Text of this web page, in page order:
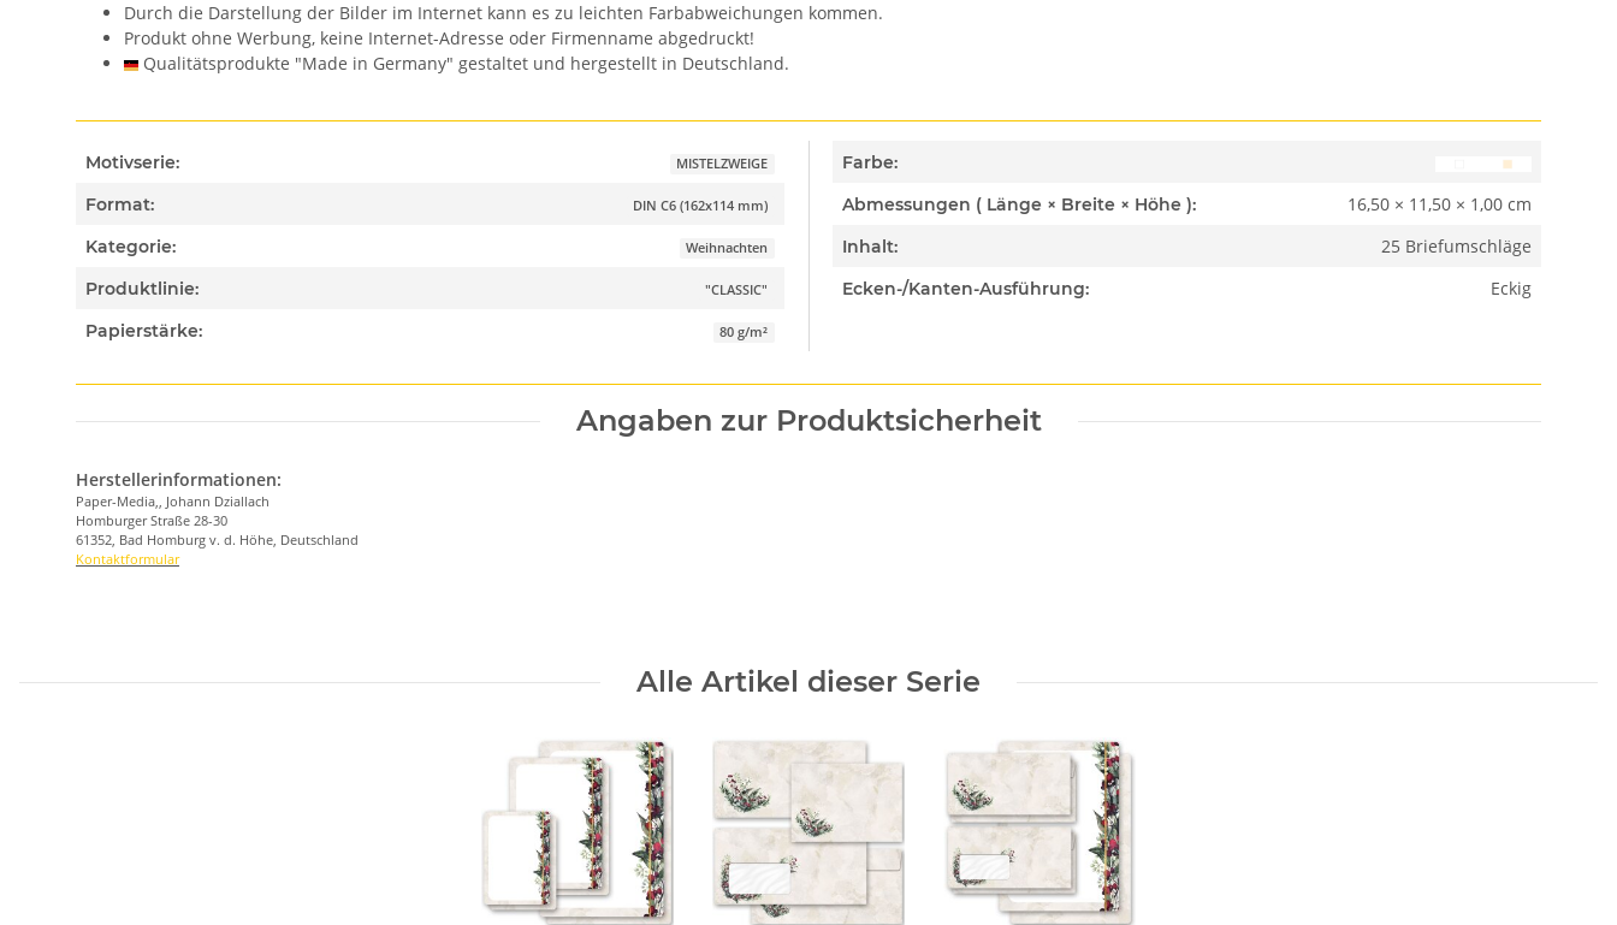
Durch die Darstellung der Bilder im Internet kann es zu leichten Farbabweichungen kommen.
Produkt ohne Werbung, keine Internet-Adresse oder Firmenname abgedruckt!
Qualitätsprodukte "Made in Germany" gestaltet und hergestellt in Deutschland.
Motivserie: MISTELZWEIGE
Format: DIN C6 (162x114 mm)
Kategorie: Weihnachten
Produktlinie: "CLASSIC"
Papierstärke: 80 g/m²
Farbe:
Abmessungen ( Länge × Breite × Höhe ):
16,50 × 11,50 × 1,00 cm
Inhalt: 25 Briefumschläge
Ecken-/Kanten-Ausführung: Eckig
Angaben zur Produktsicherheit
Herstellerinformationen:
Paper-Media,, Johann Dziallach
Homburger Straße 28-30
61352, Bad Homburg v. d. Höhe, Deutschland
Kontaktformular
Alle Artikel dieser Serie